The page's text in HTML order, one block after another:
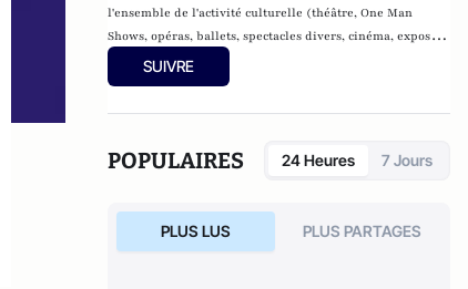
l'ensemble de l'activité culturelle (théâtre, One Man
Shows, opéras, ballets, spectacles divers, cinéma, expos,
livres, etc.).
SUIVRE
POPULAIRES 24 Heures 7 Jours
PLUS LUS PLUS PARTAGES